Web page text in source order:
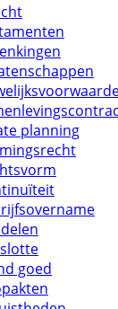
planning
goed